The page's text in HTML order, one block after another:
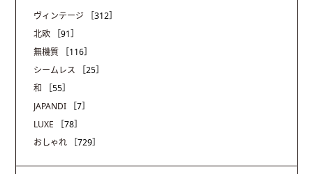
ヴィンテージ
［312］
北欧
［91］
無機質
［116］
シームレス
［25］
和
［55］
JAPANDI
［7］
LUXE
［78］
おしゃれ
［729］